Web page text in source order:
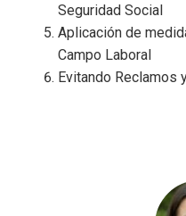
Seguridad Social
Aplicación de
Campo Laboral
Evitando Reclamos